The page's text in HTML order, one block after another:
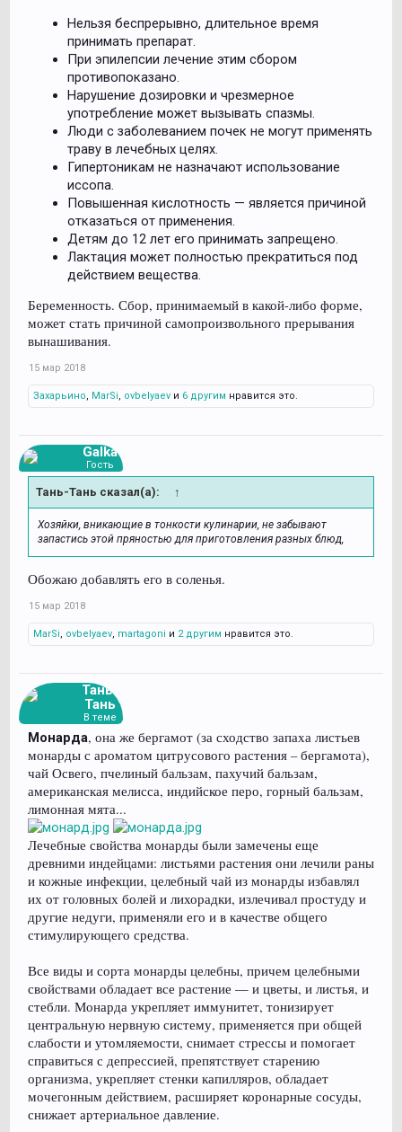
Нельзя беспрерывно, длительное время
принимать препарат.
При эпилепсии лечение этим сбором
противопоказано.
Нарушение дозировки и чрезмерное
употребление может вызывать спазмы.
Люди с заболеванием почек не могут применять
траву в лечебных целях.
Гипертоникам не назначают использование
иссопа.
Повышенная кислотность — является причиной
отказаться от применения.
Детям до 12 лет его принимать запрещено.
Лактация может полностью прекратиться под
действием вещества.
Беременность. Сбор, принимаемый в какой-либо форме,
может стать причиной самопроизвольного прерывания
вынашивания.
15 мар 2018
Захарьино, MarSi, ovbelyaev и 6 другим нравится это.
Galka
Гость
Тань-Тань сказал(а): ↑
Хозяйки, вникающие в тонкости кулинарии, не забывают
запастись этой пряностью для приготовления разных блюд,
Обожаю добавлять его в соленья.
15 мар 2018
MarSi, ovbelyaev, martagoni и 2 другим нравится это.
Тань-
Тань
В теме
Монарда, она же бергамот (за сходство запаха листьев
монарды с ароматом цитрусового растения – бергамота),
чай Освего, пчелиный бальзам, пахучий бальзам,
американская мелисса, индийское перо, горный бальзам,
лимонная мята...
Лечебные свойства монарды были замечены еще
древними индейцами: листьями растения они лечили раны
и кожные инфекции, целебный чай из монарды избавлял
их от головных болей и лихорадки, излечивал простуду и
другие недуги, применяли его и в качестве общего
стимулирующего средства.
Все виды и сорта монарды целебны, причем целебными
свойствами обладает все растение — и цветы, и листья, и
стебли. Монарда укрепляет иммунитет, тонизирует
центральную нервную систему, применяется при общей
слабости и утомляемости, снимает стрессы и помогает
справиться с депрессией, препятствует старению
организма, укрепляет стенки капилляров, обладает
мочегонным действием, расширяет коронарные сосуды,
снижает артериальное давление.